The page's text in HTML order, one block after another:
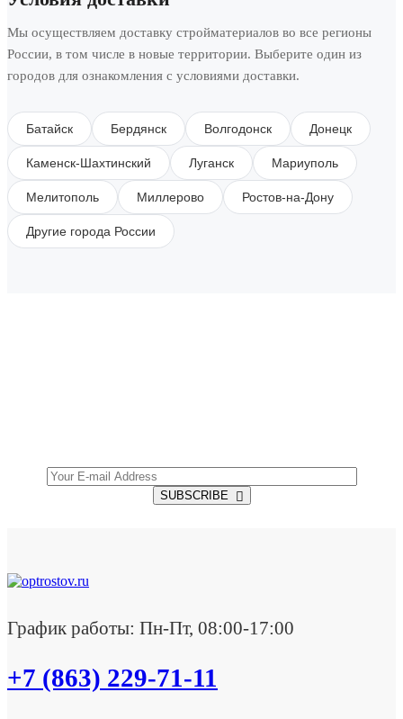
Мы осуществляем доставку стройматериалов во все регионы
России, в том числе в новые территории. Выберите один из
городов для ознакомления с условиями доставки.
Батайск Бердянск Волгодонск Донецк
Каменск-Шахтинский Луганск Мариуполь
Мелитополь Миллерово Ростов-на-Дону
Другие города России
SUBSCRIBE
График работы: Пн-Пт, 08:00-17:00
+7 (863) 229-71-11